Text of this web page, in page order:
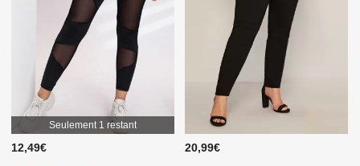
Seulement 1 restant
12,49€ 20,99€